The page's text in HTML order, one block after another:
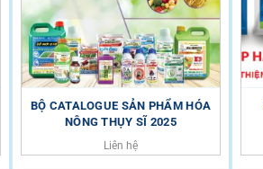
BỘ CATALOGUE SẢN PHẨM HÓA
NÔNG THỤY SĨ 2025
Liên hệ